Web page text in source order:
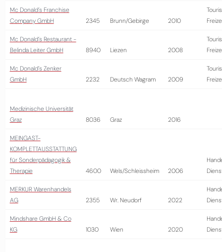
Mc Donald´s Franchise
Company GmbH
2345 Brunn/Gebirge 2010
Mc Donald´s Restaurant -
Belinda Leiter GmbH
8940 Liezen 2008
Mc Donald´s Zenker
GmbH
2232 Deutsch Wagram 2009
Medizinische Universität
Graz
8036 Graz 2016
MEINGAST-
KOMPLETTAUSSTATTUNG
für Sonderpädagogik &
Therapie
4600 Wels/Schleissheim 2006
MERKUR Warenhandels
AG
2355 Wr. Neudorf 2022
Mindshare GmbH & Co
KG
1030 Wien 2020